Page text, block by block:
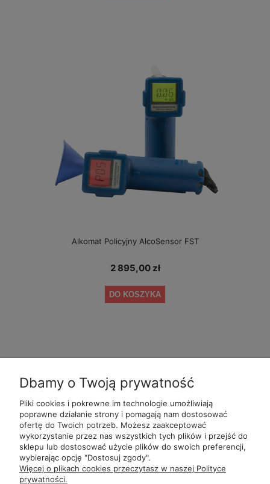
Alkomat Policyjny AlcoSensor FST
2 895,00 zł
DO KOSZYKA
POMOC
POLECANE
ALKOMATY
BĄDŹ NA
BIEŻĄCO
Św. Filipa
Dbamy o Twoją prywatność
Pliki cookies i pokrewne im technologie umożliwiają
poprawne działanie strony i pomagają nam dostosować
ofertę do Twoich potrzeb. Możesz zaakceptować
wykorzystanie przez nas wszystkich tych plików i przejść do
sklepu lub dostosować użycie plików do swoich preferencji,
wybierając opcję "Dostosuj zgody".
Więcej o plikach cookies przeczytasz w naszej Polityce
prywatności.